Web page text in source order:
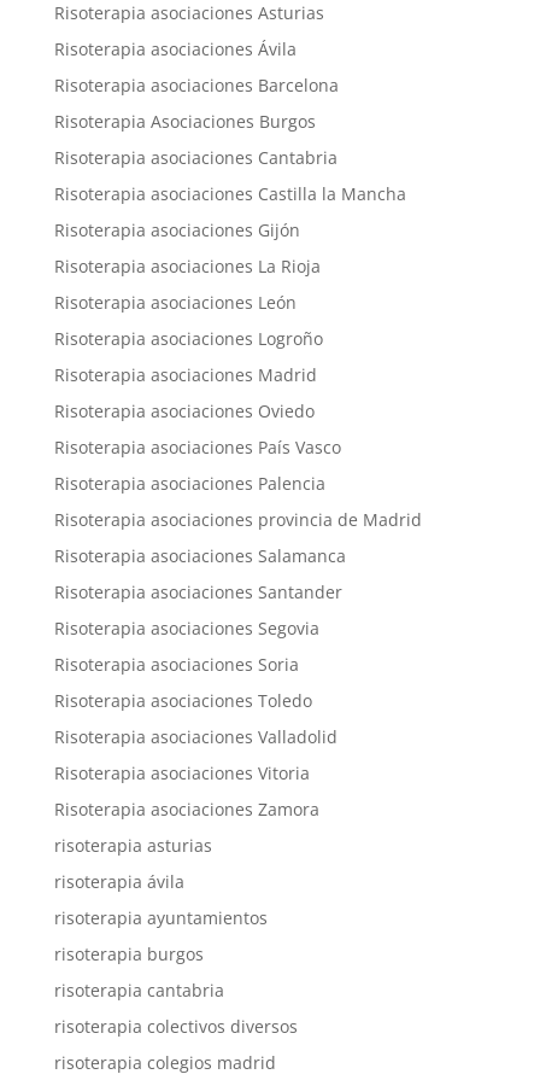
Risoterapia asociaciones Asturias
Risoterapia asociaciones Ávila
Risoterapia asociaciones Barcelona
Risoterapia Asociaciones Burgos
Risoterapia asociaciones Cantabria
Risoterapia asociaciones Castilla la Mancha
Risoterapia asociaciones Gijón
Risoterapia asociaciones La Rioja
Risoterapia asociaciones León
Risoterapia asociaciones Logroño
Risoterapia asociaciones Madrid
Risoterapia asociaciones Oviedo
Risoterapia asociaciones País Vasco
Risoterapia asociaciones Palencia
Risoterapia asociaciones provincia de Madrid
Risoterapia asociaciones Salamanca
Risoterapia asociaciones Santander
Risoterapia asociaciones Segovia
Risoterapia asociaciones Soria
Risoterapia asociaciones Toledo
Risoterapia asociaciones Valladolid
Risoterapia asociaciones Vitoria
Risoterapia asociaciones Zamora
risoterapia asturias
risoterapia ávila
risoterapia ayuntamientos
risoterapia burgos
risoterapia cantabria
risoterapia colectivos diversos
risoterapia colegios madrid